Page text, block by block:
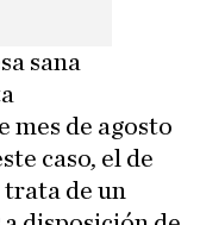
sana
mes de agosto
caso, el de
trata de un